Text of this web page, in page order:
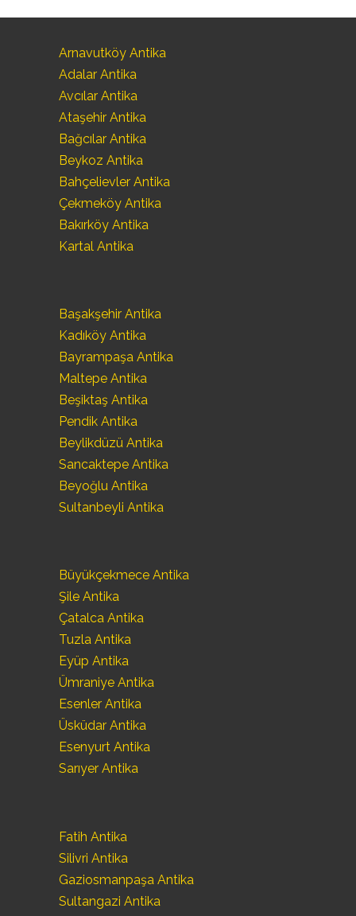
Arnavutköy Antika
Adalar Antika
Avcılar Antika
Ataşehir Antika
Bağcılar Antika
Beykoz Antika
Bahçelievler Antika
Çekmeköy Antika
Bakırköy Antika
Kartal Antika
Başakşehir Antika
Kadıköy Antika
Bayrampaşa Antika
Maltepe Antika
Beşiktaş Antika
Pendik Antika
Beylikdüzü Antika
Sancaktepe Antika
Beyoğlu Antika
Sultanbeyli Antika
Büyükçekmece Antika
Şile Antika
Çatalca Antika
Tuzla Antika
Eyüp Antika
Ümraniye Antika
Esenler Antika
Üsküdar Antika
Esenyurt Antika
Sarıyer Antika
Fatih Antika
Silivri Antika
Gaziosmanpaşa Antika
Sultangazi Antika